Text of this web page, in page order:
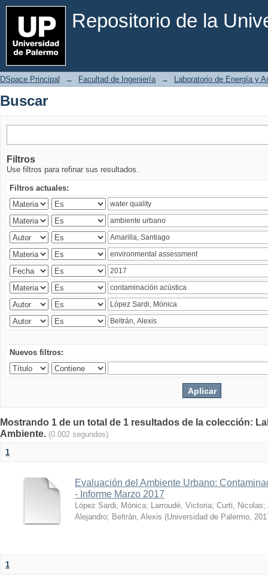
Repositorio de la
Buscar
DSpace Principal → Facultad de Ingeniería → Laboratorio de Energía y
Buscar
Filtros
Use filtros para refinar sus resultados.
Filtros actuales:
Nuevos filtros:
Mostrando 1 de un total de 1 resultados de la colección:
Ambiente. (0.002 segundos)
1
Evaluación del Ambiente Urbano:
- Informe Marzo 2017
López Sardi, Mónica; Larroudé, Victoria; Curti, Nicolas;
Alejandro; Beltrán, Alexis (Universidad de Palermo,
1